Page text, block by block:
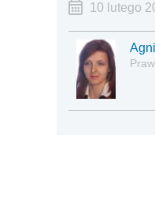
10 lutego